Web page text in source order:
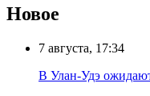
Новое
7 августа, 17:34
В Улан-Удэ